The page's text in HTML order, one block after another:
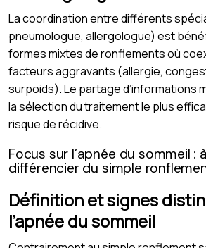
La coordination entre différents
pneumologue, allergologue) est
formes mixtes de ronflements où
facteurs aggravants (allergie,
surpoids). Le partage d’informations
la sélection du traitement le plus
risque de récidive.
Focus sur l’apnée du sommeil :
différencier du simple
Définition et signes
l’apnée du sommeil